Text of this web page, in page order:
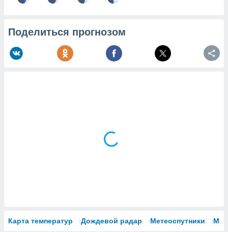
Поделиться прогнозом
Карта температур Дождевой радар Метеоспутники